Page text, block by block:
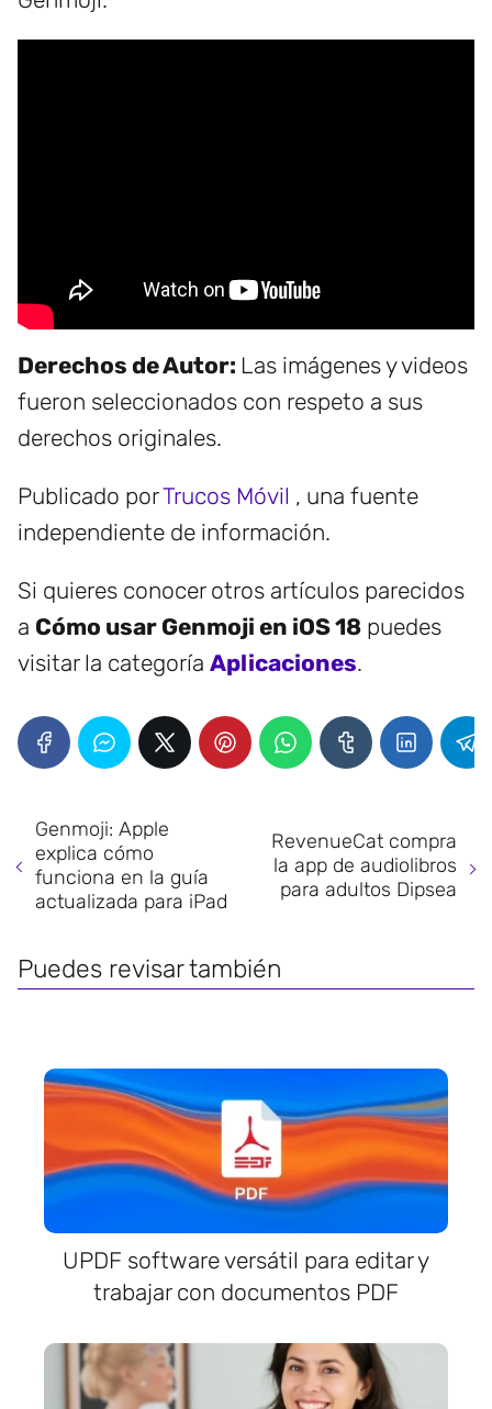
Derechos de Autor: Las imágenes y videos
fueron seleccionados con respeto a sus
derechos originales.
Publicado porTrucos Móvil , una fuente
independiente de información.
Si quieres conocer otros artículos parecidos
a Cómo usar Genmoji en iOS 18 puedes
visitar la categoría Aplicaciones.
Genmoji: Apple
explica cómo
funciona en la guía
actualizada para iPad
RevenueCat compra
la app de audiolibros
para adultos Dipsea
Puedes revisar también
UPDF software versátil para editar y
trabajar con documentos PDF